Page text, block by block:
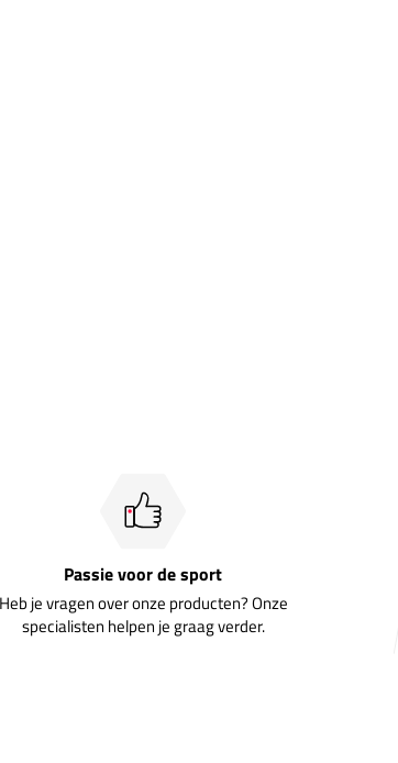
Passie voor de sport
Heb je vragen over onze producten? Onze
specialisten helpen je graag verder.